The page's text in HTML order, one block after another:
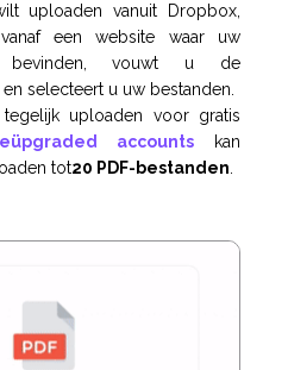
uploaden vanuit Dropbox,
een website waar uw
bevinden, vouwt u de
selecteert u uw bestanden.
uploaden voor gratis
accounts kan
tot20 PDF-bestanden